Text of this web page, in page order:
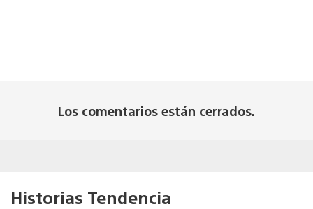
Los comentarios están cerrados.
Historias Tendencia